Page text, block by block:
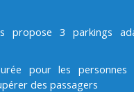
propose 3 parkings
pour les personnes
des passagers